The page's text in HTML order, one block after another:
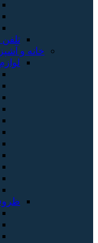
خانه و